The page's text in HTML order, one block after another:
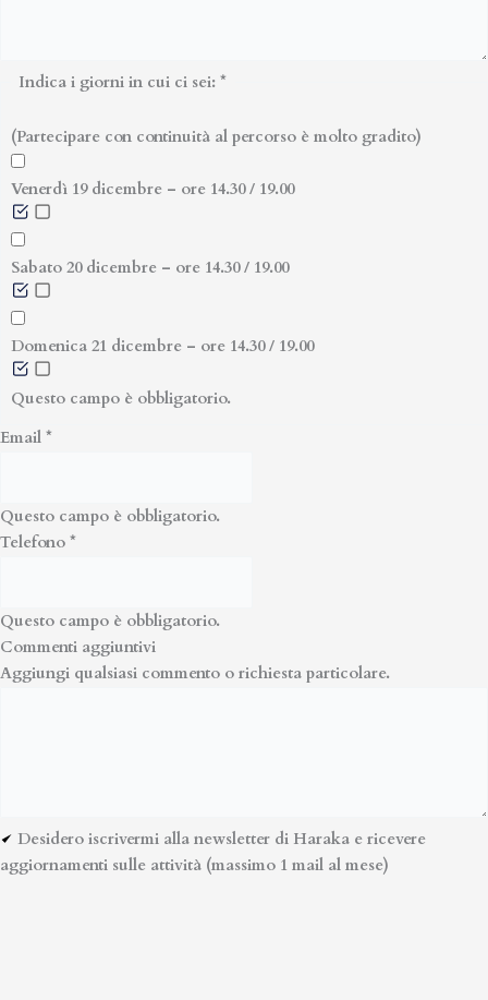
Indica i giorni in cui ci sei:*
(Partecipare con continuità al percorso è molto gradito)
Venerdì 19 dicembre – ore 14.30 / 19.00
Sabato 20 dicembre – ore 14.30 / 19.00
Domenica 21 dicembre – ore 14.30 / 19.00
Questo campo è obbligatorio.
Email *
Questo campo è obbligatorio.
Telefono *
Questo campo è obbligatorio.
Commenti aggiuntivi
Aggiungi qualsiasi commento o richiesta particolare.
Desidero iscrivermi alla newsletter di Haraka e ricevere
aggiornamenti sulle attività (massimo 1 mail al mese)